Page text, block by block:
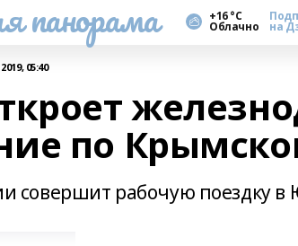
панорама +16 °С
Облачно на
05:40
по
совершит рабочую поездку